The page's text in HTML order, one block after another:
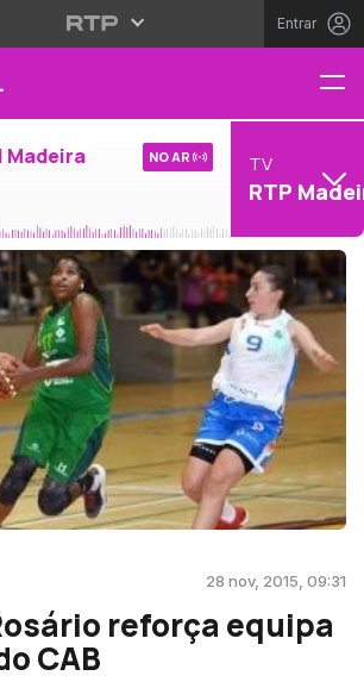
Entrar
Madeira NO AR TV
RTP
28 nov, 2015, 09:31
reforça equipa
CAB